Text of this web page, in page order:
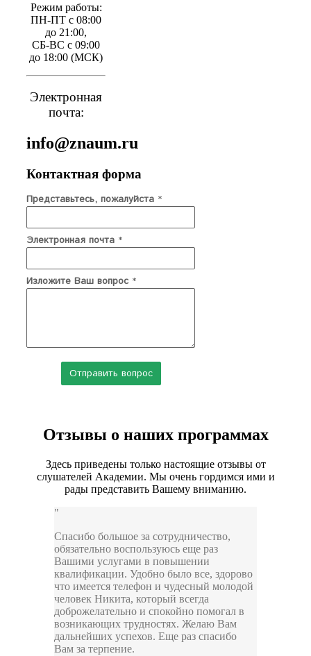
Режим работы:
ПН-ПТ с 08:00
до 21:00,
СБ-ВС с 09:00
до 18:00 (МСК)
Электронная
почта:
info@znaum.ru
Контактная форма
Представьтесь, пожалуйста *
Электронная почта *
Изложите Ваш вопрос *
Отзывы о наших программах
Здесь приведены только настоящие отзывы от
слушателей Академии. Мы очень гордимся ими и
рады представить Вашему вниманию.
Спасибо большое за сотрудничество,
обязательно воспользуюсь еще раз
Вашими услугами в повышении
квалификации. Удобно было все, здорово
что имеется телефон и чудесный молодой
человек Никита, который всегда
доброжелательно и спокойно помогал в
возникающих трудностях. Желаю Вам
дальнейших успехов. Еще раз спасибо
Вам за терпение.